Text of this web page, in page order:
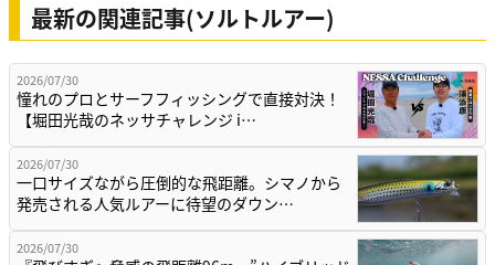
最新の関連記事(ソルトルアー)
2026/07/30
憧れのプロとサーフフィッシングで直接対決！
【堀田光哉のネッサチャレンジ i…
2026/07/30
一口サイズながら圧倒的な飛距離。シマノから
発売される人気ルアーに待望のダウン…
2026/07/30